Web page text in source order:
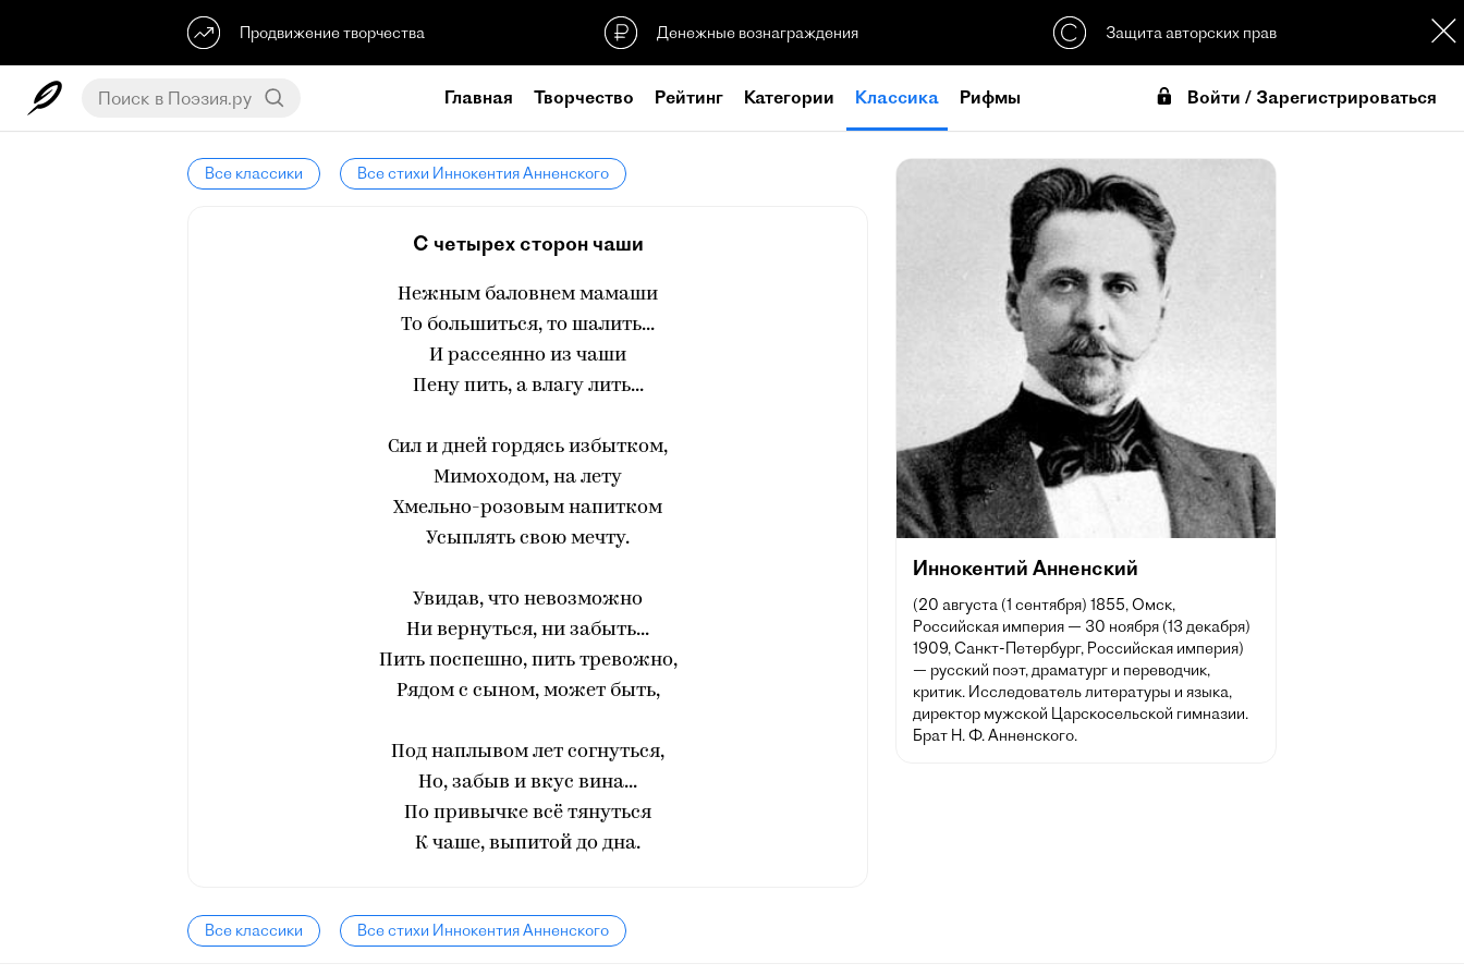
Продвижение творчества Денежные вознаграждения Защита авторских прав
Главная Творчество Рейтинг Категории Классика Рифмы Войти / Зарегистрироваться
Все классики Все стихи Иннокентия Анненского
С четырех сторон чаши
Нежным баловнем мамаши
То большиться, то шалить...
И рассеянно из чаши
Пену пить, а влагу лить...
Сил и дней гордясь избытком,
Мимоходом, на лету
Хмельно-розовым напитком
Усыплять свою мечту.
Увидав, что невозможно
Ни вернуться, ни забыть...
Пить поспешно, пить тревожно,
Рядом с сыном, может быть,
Под наплывом лет согнуться,
Но, забыв и вкус вина...
По привычке всё тянуться
К чаше, выпитой до дна.
Все классики Все стихи Иннокентия Анненского
Иннокентий Анненский
(20 августа (1 сентября) 1855, Омск,
Российская империя — 30 ноября (13 декабря)
1909, Санкт-Петербург, Российская империя)
— русский поэт, драматург и переводчик,
критик. Исследователь литературы и языка,
директор мужской Царскосельской гимназии.
Брат Н. Ф. Анненского.